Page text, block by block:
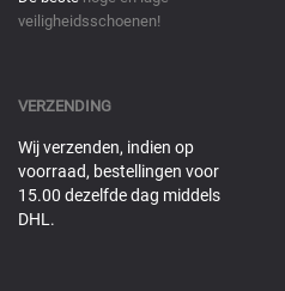
veiligheidsschoenen!
VERZENDING
Wij verzenden, indien op
voorraad, bestellingen voor
15.00 dezelfde dag middels
DHL.